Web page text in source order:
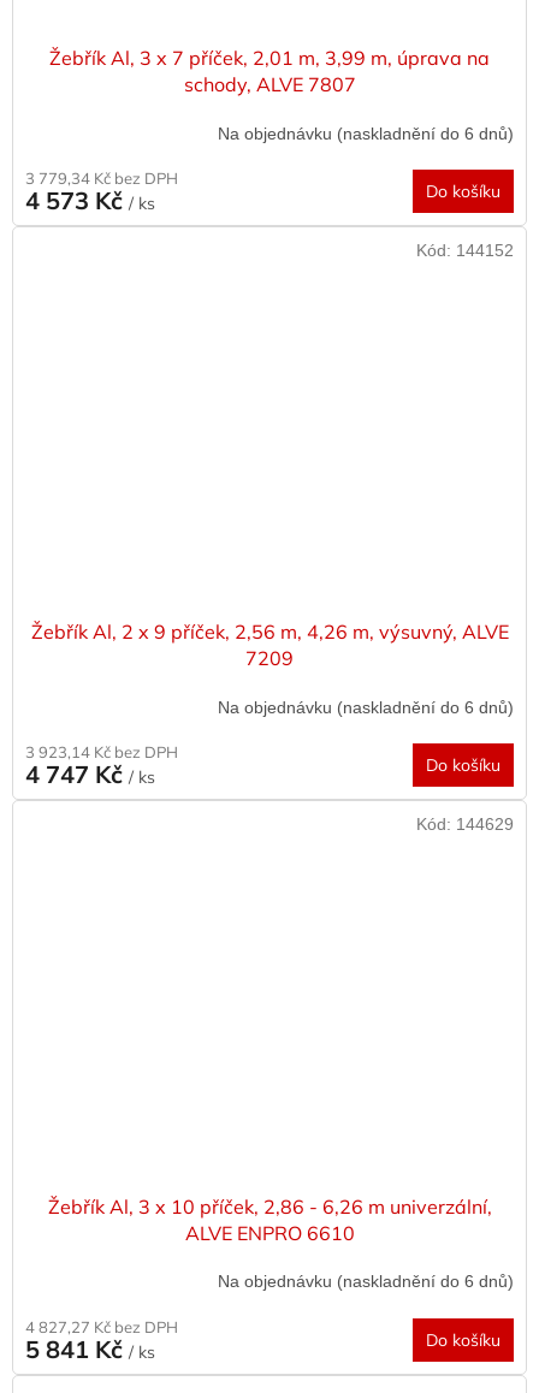
Žebřík Al, 3 x 7 příček, 2,01 m, 3,99 m, úprava na
schody, ALVE 7807
Na objednávku (naskladnění do 6 dnů)
3 779,34 Kč bez DPH
4 573 Kč / ks
Do košíku
Žebřík Al, 2 x 9 příček, 2,56 m, 4,26 m, výsuvný, ALVE
7209
Na objednávku (naskladnění do 6 dnů)
3 923,14 Kč bez DPH
4 747 Kč / ks
Do košíku
Kód: 144152
Žebřík Al, 3 x 10 příček, 2,86 - 6,26 m univerzální,
ALVE ENPRO 6610
Na objednávku (naskladnění do 6 dnů)
4 827,27 Kč bez DPH
5 841 Kč / ks
Do košíku
Kód: 144629